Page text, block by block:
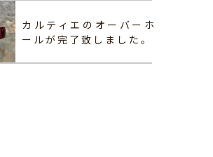
カルティエのオーバーホ
ールが完了致しました。